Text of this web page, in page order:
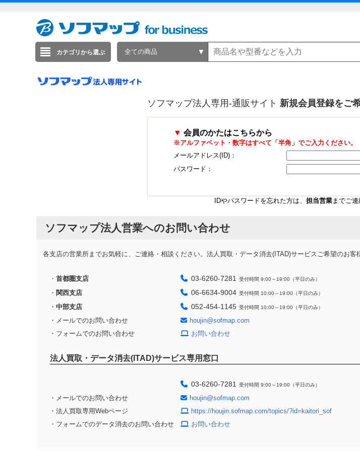
カテゴリから選ぶ 全ての商品
ソフマップ法人専用-通販サイト 新規会員登録をご
▼ 会員のかたはこちらから
※アルファベット・数字はすべて「半角」でご入力ください。
メールアドレス(ID)：
パスワード：
IDやパスワードを忘れた方は、 担当営業までご連
ソフマップ法人営業へのお問い合わせ
各支店の営業所までお気軽に、ご連絡・相談ください。法人買取・データ消去(ITAD)サービスご希望のお客
・ 首都圏支店 03-6260-7281 受付時間 9:00～19:00（平日のみ）
・ 関西支店 06-6634-9004 受付時間 10:00～19:00（平日のみ）
・ 中部支店 052-454-1145 受付時間 10:00～19:00（平日のみ）
・メールでのお問い合わせ
houjin@sofmap.com
・フォームでのお問い合わせ
お問い合わせ
法人買取・データ消去(ITAD)サービス専用窓口
03-6260-7281 受付時間 9:00～19:00（平日のみ）
・メールでのお問い合わせ
houjin@sofmap.com
・法人買取専用Webページ
https://houjin.sofmap.com/topics/?id=kaitori_sof
・フォームでのデータ消去のお問い合わせ
お問い合わせ